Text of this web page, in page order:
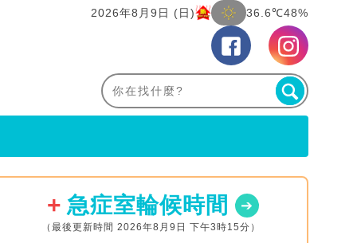
2026年8月9日 (日) 36.6℃48%
急症室輪候時間
（最後更新時間 2026年8月9日 下午3時15分）